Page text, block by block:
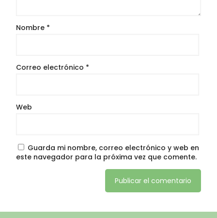
Nombre *
Correo electrónico *
Web
Guarda mi nombre, correo electrónico y web en
este navegador para la próxima vez que comente.